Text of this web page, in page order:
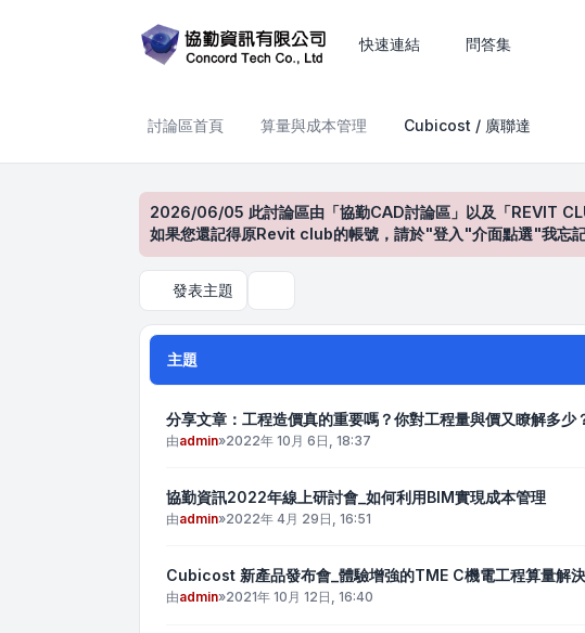
快速連結 問答集
討論區首頁 算量與成本管理 Cubicost / 廣聯達
2026/06/05 此討論區由「協勤CAD討論區」以及「REVIT
如果您還記得原Revit club的帳號，請於"登入"介面點選"我忘
發表主題
主題
分享文章：工程造價真的重要嗎？你對工程量與價又瞭解多少
由admin»2022年 10月 6日, 18:37
協勤資訊2022年線上研討會_如何利用BIM實現成本管理
由admin»2022年 4月 29日, 16:51
Cubicost 新產品發布會_體驗增強的TME C機電工程算量解
由admin»2021年 10月 12日, 16:40